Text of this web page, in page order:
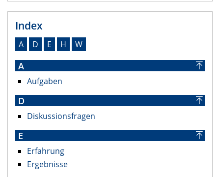
Index
A D E H W
A
Aufgaben
D
Diskussionsfragen
E
Erfahrung
Ergebnisse